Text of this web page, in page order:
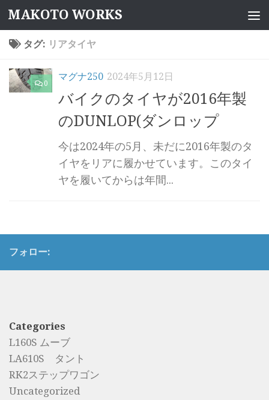
コンテンツへスキップ
MAKOTO WORKS
タグ: リアタイヤ
0
マグナ250 2024年5月12日
バイクのタイヤが2016年製
のDUNLOP(ダンロップ
今は2024年の5月、未だに2016年製のタ
イヤをリアに履かせています。このタイ
ヤを履いてからは年間...
フォロー:
Categories
L160S ムーブ
LA610S タント
RK2ステップワゴン
Uncategorized